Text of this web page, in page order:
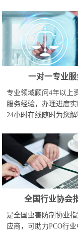
一对一专业服
专业领域顾问4年以上
服务经验，办理进度实
24小时在线随时为您解
全国行业协会
是全国虫害防制协业
应商，可助力PCO行